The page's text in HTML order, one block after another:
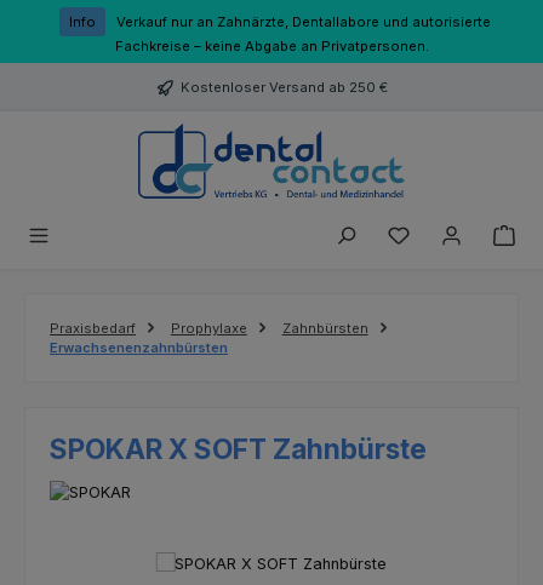
Zum Hauptinhalt springen
Info
Verkauf nur an Zahnärzte, Dentallabore und autorisierte
Fachkreise – keine Abgabe an Privatpersonen.
Kostenloser Versand ab 250 €
Du hast 0
Praxisbedarf Prophylaxe
Zahnbürsten
Erwachsenenzahnbürsten
SPOKAR X SOFT Zahnbürste
Bildergalerie überspringen